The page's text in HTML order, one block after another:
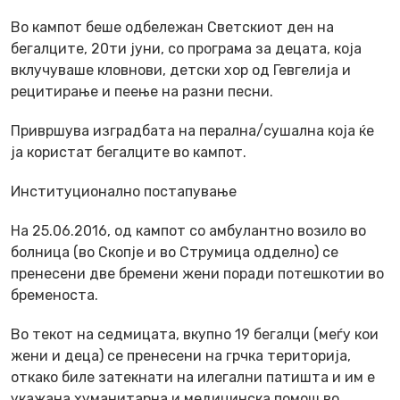
Во кампот беше одбележан Светскиот ден на
бегалците, 20ти јуни, со програма за децата, која
вклучуваше кловнови, детски хор од Гевгелија и
рецитирање и пеење на разни песни.
Привршува изградбата на перална/сушална која ќе
ја користат бегалците во кампот.
Институционално постапување
На 25.06.2016, од кампот со амбулантно возило во
болница (во Скопје и во Струмица одделно) се
пренесени две бремени жени поради потешкотии во
бременоста.
Во текот на седмицата, вкупно 19 бегалци (меѓу кои
жени и деца) се пренесени на грчка територија,
откако биле затекнати на илегални патишта и им е